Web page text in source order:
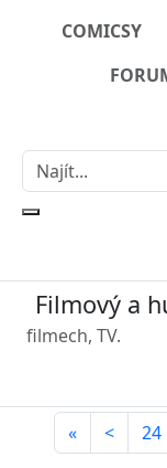
COMICSY
Filmový a
filmech, TV.
« < 24